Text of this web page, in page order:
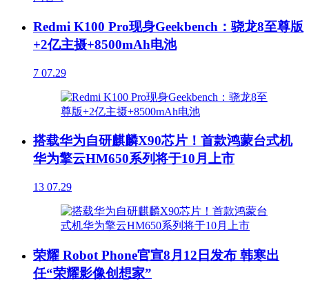
Redmi K100 Pro现身Geekbench：骁龙8至尊版
+2亿主摄+8500mAh电池
7 07.29
搭载华为自研麒麟X90芯片！首款鸿蒙台式机
华为擎云HM650系列将于10月上市
13 07.29
荣耀 Robot Phone官宣8月12日发布 韩寒出
任“荣耀影像创想家”